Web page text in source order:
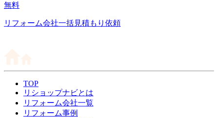
無料
リフォーム会社一括見積もり依頼
TOP
リショップナビとは
リフォーム会社一覧
リフォーム事例